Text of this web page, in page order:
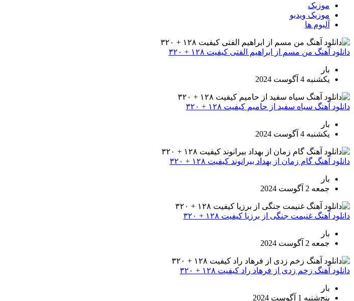
موزیک
موزیک ویدیو
آلبوم ها
دانلود آهنگ من مسم از ابراهیم الفتی کیفیت ۱۲۸ + ۳۲۰
بار
یکشنبه 4 آگوست 2024
دانلود آهنگ سیاه سفید از حامیم کیفیت ۱۲۸ + ۳۲۰
بار
یکشنبه 4 آگوست 2024
دانلود آهنگ گام زمان از بهداد بیرانوند کیفیت ۱۲۸ + ۳۲۰
بار
جمعه 2 آگوست 2024
دانلود آهنگ غنیمت جنگی از برزیا کیفیت ۱۲۸ + ۳۲۰
بار
جمعه 2 آگوست 2024
دانلود آهنگ زخم زدی از فرهاد راد کیفیت ۱۲۸ + ۳۲۰
بار
پنج‌شنبه 1 آگوست 2024